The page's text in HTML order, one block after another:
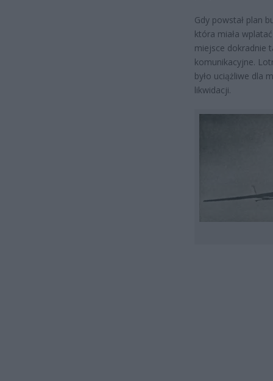
Gdy powstał plan
która miała
miejsce dokradnie
komunikacyjne.
było uciążliwe dla
likwidacji.